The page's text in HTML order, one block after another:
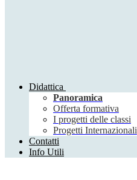
Didattica
Panoramica
Offerta formativa
I progetti delle classi
Progetti Internazionali
Contatti
Info Utili